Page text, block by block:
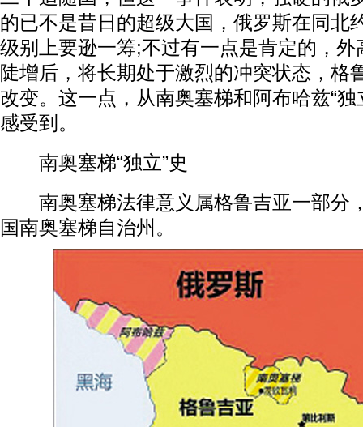
的已不是昔日的超级大国，俄罗斯在同北
级别上要逊一筹;不过有一点是肯定的，
陡增后，将长期处于激烈的冲突状态，格
改变。这一点，从南奥塞梯和阿布哈兹“
感受到。
南奥塞梯“独立”史
南奥塞梯法律意义属格鲁吉亚一部分
国南奥塞梯自治州。